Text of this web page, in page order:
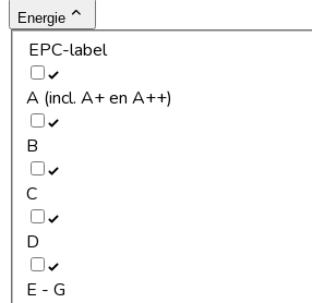
Energie
EPC-label
A (incl. A+ en A++)
B
C
D
E - G